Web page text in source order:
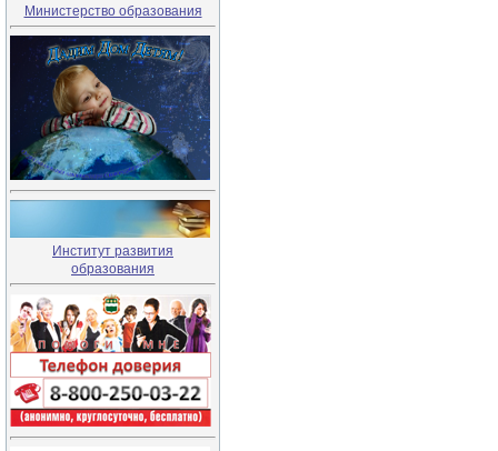
Министерство образования
Институт развития
образования